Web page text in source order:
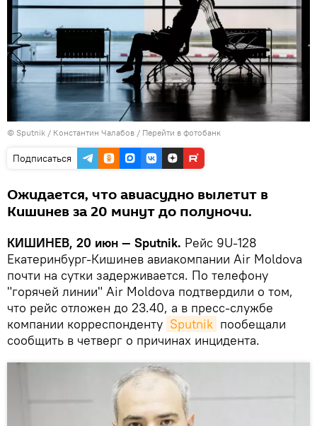
© Sputnik / Константин Чалабов / Перейти в фотобанк
Подписаться
Ожидается, что авиасудно вылетит в
Кишинев за 20 минут до полуночи.
КИШИНЕВ, 20 июн — Sputnik. Рейс 9U-128
Екатеринбург-Кишинев авиакомпании Air Moldova
почти на сутки задерживается. По телефону
"горячей линии" Air Moldova подтвердили о том,
что рейс отложен до 23.40, а в пресс-службе
компании корреспонденту Sputnik пообещали
сообщить в четверг о причинах инцидента.